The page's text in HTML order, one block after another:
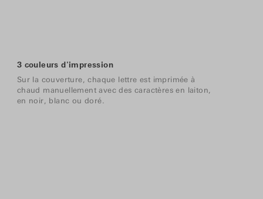
3 couleurs d'impression
Sur la couverture, chaque lettre est imprimée à
chaud manuellement avec des caractères en laiton,
en noir, blanc ou doré.